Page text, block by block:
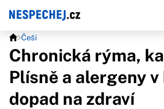
Češi
Chronická rýma,
Plísně a alergeny
dopad na zdraví